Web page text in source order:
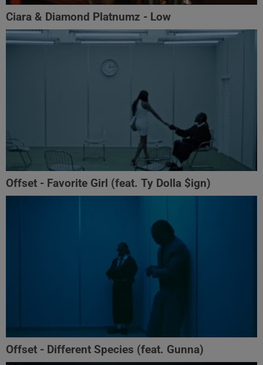
Ciara & Diamond Platnumz - Low
Offset - Favorite Girl (feat. Ty Dolla $ign)
Offset - Different Species (feat. Gunna)